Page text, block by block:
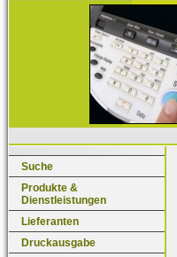
Suche
Produkte &
Dienstleistungen
Lieferanten
Druckausgabe